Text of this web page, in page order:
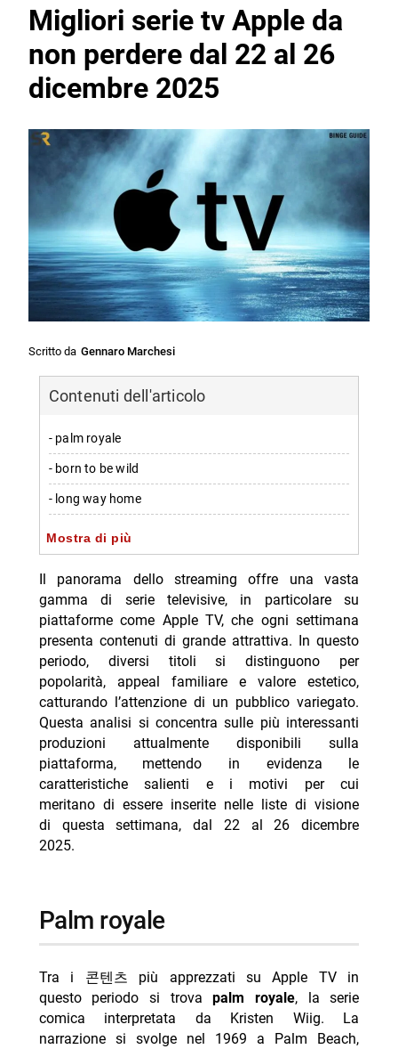
Migliori serie tv Apple da
non perdere dal 22 al 26
dicembre 2025
Scritto da Gennaro Marchesi
Contenuti dell'articolo
- palm royale
- born to be wild
- long way home
- ted lasso
-- Scopri di più da Jump the shark
-- RispondiAnnulla risposta
- Reacher 4 arriva su Prime Video il 12 agosto
- Doc: Argentero lascia, quarta stagione ultima
- Chad Powers 2: la seconda stagione dal 3
settembre
- Apple TV agosto 2026: tutte le novità in streaming
- ER Medici in prima linea: cosa fanno oggi i
protagonisti
Mostra di più
Il panorama dello streaming offre una vasta
gamma di serie televisive, in particolare su
piattaforme come Apple TV, che ogni settimana
presenta contenuti di grande attrattiva. In questo
periodo, diversi titoli si distinguono per
popolarità, appeal familiare e valore estetico,
catturando l’attenzione di un pubblico variegato.
Questa analisi si concentra sulle più interessanti
produzioni attualmente disponibili sulla
piattaforma, mettendo in evidenza le
caratteristiche salienti e i motivi per cui
meritano di essere inserite nelle liste di visione
di questa settimana, dal 22 al 26 dicembre
2025.
palm royale
Tra i 콘텐츠 più apprezzati su Apple TV in
questo periodo si trovapalm royale, la serie
comica interpretata da Kristen Wiig. La
narrazione si svolge nel 1969 a Palm Beach,